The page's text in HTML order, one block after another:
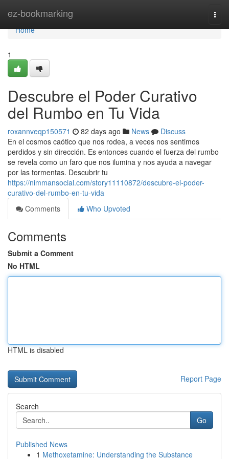
ez-bookmarking
Home
Home
1
Descubre el Poder Curativo
del Rumbo en Tu Vida
roxannveqp150571 82 days ago News
Discuss
En el cosmos caótico que nos rodea, a veces nos sentimos
perdidos y sin dirección. Es entonces cuando el fuerza del rumbo
se revela como un faro que nos ilumina y nos ayuda a navegar
por las tormentas. Descubrir tu
https://nimmansocial.com/story11110872/descubre-el-poder-
curativo-del-rumbo-en-tu-vida
Comments
Who Upvoted
Comments
Submit a Comment
No HTML
HTML is disabled
Report Page
Search
Go
Published News
1 Methoxetamine: Understanding the Substance